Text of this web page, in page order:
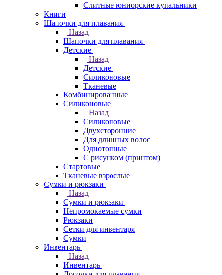
Слитные юниорские купальники
Книги
Шапочки для плавания
Назад
Шапочки для плавания
Детские
Назад
Детские
Силиконовые
Тканевые
Комбинированные
Силиконовые
Назад
Силиконовые
Двухсторонние
Для длинных волос
Однотонные
С рисунком (принтом)
Стартовые
Тканевые взрослые
Сумки и рюкзаки
Назад
Сумки и рюкзаки
Непромокаемые сумки
Рюкзаки
Сетки для инвентаря
Сумки
Инвентарь
Назад
Инвентарь